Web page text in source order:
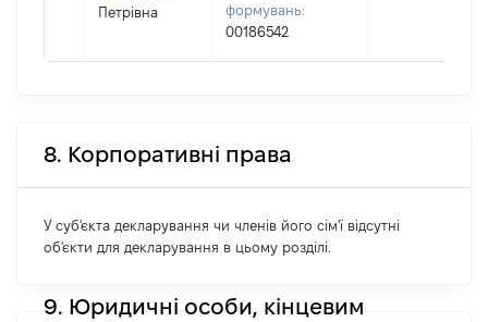
Петрівна
формувань:
00186542
8. Корпоративні права
У суб'єкта декларування чи членів його сім'ї відсутні
об'єкти для декларування в цьому розділі.
9. Юридичні особи, кінцевим